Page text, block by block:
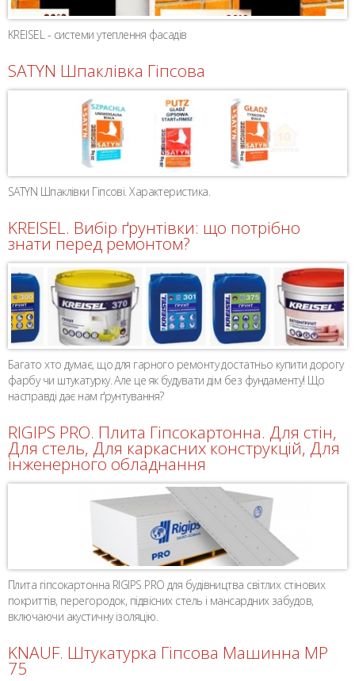
KREISEL - системи утеплення фасадів
SATYN Шпаклівка Гіпсова
SATYN Шпаклівки Гіпсові. Характеристика.
KREISEL. Вибір ґрунтівки: що потрібно
знати перед ремонтом?
Багато хто думає, що для гарного ремонту достатньо купити дорогу
фарбу чи штукатурку. Але це як будувати дім без фундаменту! Що
насправді дає нам ґрунтування?
RIGIPS PRO. Плита Гіпсокартонна. Для стін,
Для стель, Для каркасних конструкцій, Для
інженерного обладнання
Плита гіпсокартонна RIGIPS PRO для будівництва світлих стінових
покриттів, перегородок, підвісних стель і мансардних забудов,
включаючи акустичну ізоляцію.
KNAUF. Штукатурка Гіпсова Машинна MP
75